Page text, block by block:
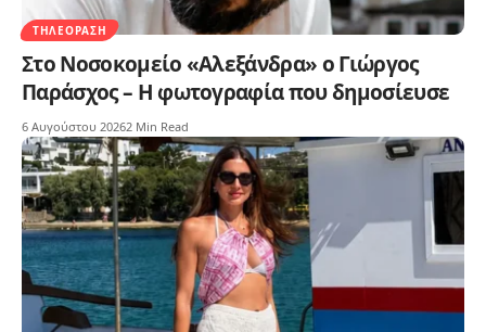
ΤΗΛΕΌΡΑΣΗ
Στο Νοσοκομείο «Αλεξάνδρα» ο Γιώργος
Παράσχος – Η φωτογραφία που δημοσίευσε
6 Αυγούστου 20262 Min Read